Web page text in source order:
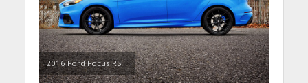
2016 Ford Focus RS